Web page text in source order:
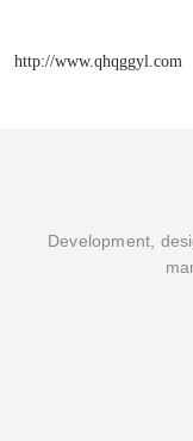
http://www.qhqggyl.com
Development,